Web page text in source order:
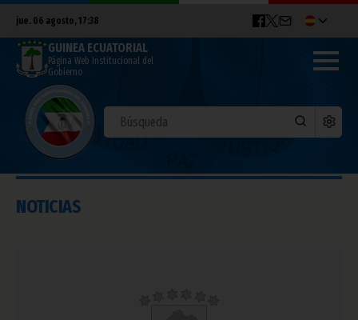
jue. 06 agosto, 17:38
GUINEA ECUATORIAL
Página Web Institucional del
Gobierno
NOTICIAS